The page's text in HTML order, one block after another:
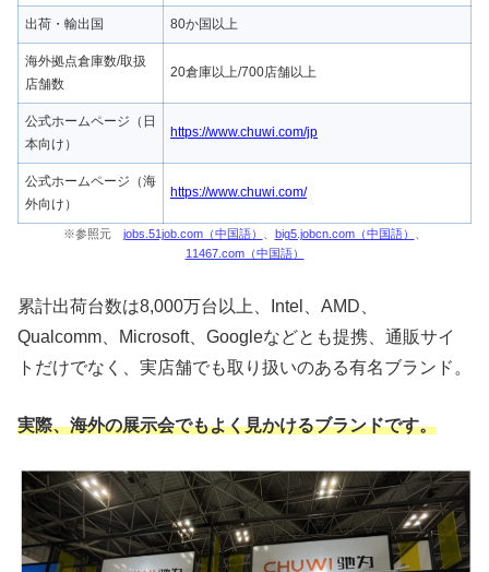
出荷・輸出国 80か国以上
海外拠点倉庫数/取扱
店舗数
20倉庫以上/700店舗以上
公式ホームページ（日
本向け）
https://www.chuwi.com/jp
公式ホームページ（海
外向け）
https://www.chuwi.com/
※参照元 jobs.51job.com（中国語） big5.jobcn.com（中国語）
11467.com（中国語）
累計出荷台数は8,000万台以上、Intel、AMD、
Qualcomm、Microsoft、Googleなどとも提携、通販サイ
トだけでなく、実店舗でも取り扱いのある有名ブランド。
実際、海外の展示会でもよく見かけるブランドです。